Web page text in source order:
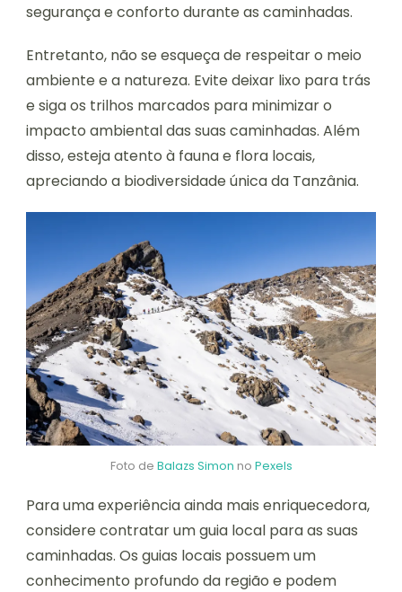
segurança e conforto durante as caminhadas.
Entretanto, não se esqueça de respeitar o meio
ambiente e a natureza. Evite deixar lixo para trás
e siga os trilhos marcados para minimizar o
impacto ambiental das suas caminhadas. Além
disso, esteja atento à fauna e flora locais,
apreciando a biodiversidade única da Tanzânia.
Foto de Balazs Simon no Pexels
Para uma experiência ainda mais enriquecedora,
considere contratar um guia local para as suas
caminhadas. Os guias locais possuem um
conhecimento profundo da região e podem